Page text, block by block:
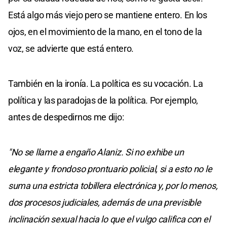
Está algo más viejo pero se mantiene entero. En los
ojos, en el movimiento de la mano, en el tono de la
voz, se advierte que está entero.
También en la ironía. La política es su vocación. La
política y las paradojas de la política. Por ejemplo,
antes de despedirnos me dijo:
"No se llame a engaño Alaniz. Si no exhibe un
elegante y frondoso prontuario policial, si a esto no le
suma una estricta tobillera electrónica y, por lo menos,
dos procesos judiciales, además de una previsible
inclinación sexual hacia lo que el vulgo califica con el